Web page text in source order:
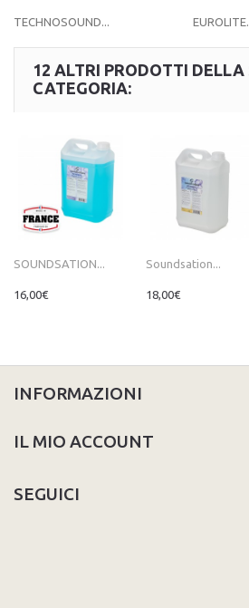
TECHNOSOUND...
12 ALTRI PRODOTTI DELLA
CATEGORIA:
SOUNDSATION...
16,00€
Soundsation...
18,00€
INFORMAZIONI
IL MIO ACCOUNT
SEGUICI